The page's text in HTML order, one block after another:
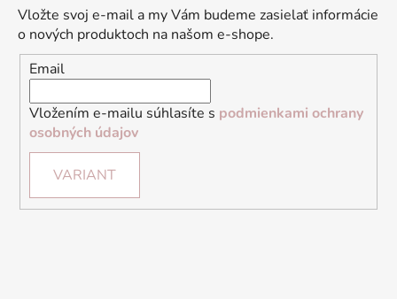
Vložte svoj e-mail a my Vám budeme zasielať informácie
o nových produktoch na našom e-shope.
Email
Vložením e-mailu súhlasíte s podmienkami ochrany
osobných údajov
VARIANT